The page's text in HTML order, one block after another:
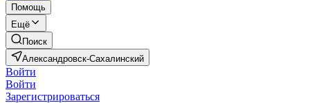
Помощь
Ещё
Поиск
Александровск-Сахалинский
Войти
Войти
Зарегистрироваться